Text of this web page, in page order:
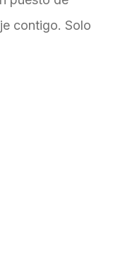
contigo. Solo